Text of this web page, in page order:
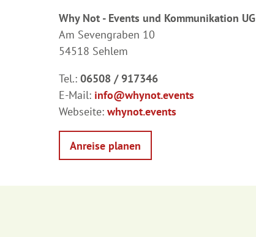
Why Not - Events und Kommunikation UG
Am Sevengraben 10
54518 Sehlem
Tel.: 06508 / 917346
E-Mail: info@whynot.events
Webseite: whynot.events
Anreise planen